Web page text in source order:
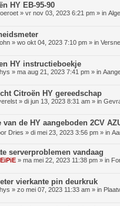
HY EB-95-90
» vr nov 03, 2023 6:21 pm » in
» wo okt 04, 2023 7:10 pm » in
HY instructieboekje
» ma aug 21, 2023 7:41 pm » in
Citroën HY gereedschap
» di jun 13, 2023 8:31 am » in
van de HY aangeboden 2CV
Dries » di mei 23, 2023 3:56 pm » in
serverproblemen vandaag
» ma mei 22, 2023 11:38 pm » in
vierkante pin deurkruk
» zo mei 07, 2023 11:33 am » in